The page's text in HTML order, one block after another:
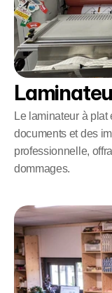
Le laminateur à
documents et des
professionnelle,
dommages.